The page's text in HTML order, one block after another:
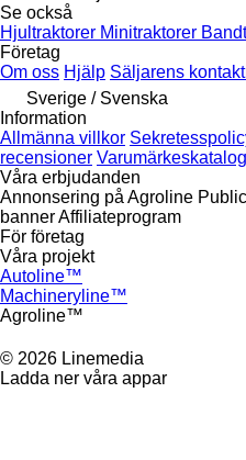
Se också
Hjultraktorer Minitraktorer
Företag
Om oss Hjälp Säljarens
Sverige / Svenska
Information
Allmänna villkor
recensioner Varumärkeskatalog
Våra erbjudanden
Annonsering på Agroline
bannerAffiliateprogram
För företag
Våra projekt
Autoline™
Machineryline™
Agroline™
© 2026 Linemedia
Ladda ner våra appar